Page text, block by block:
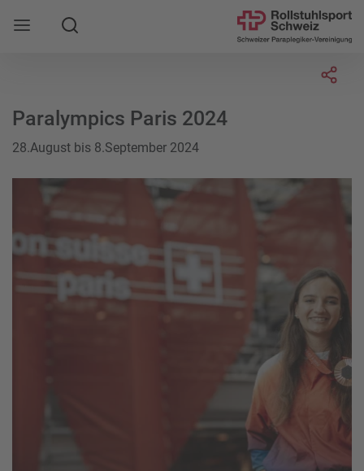
Mobile Navigation öffnen
Suche
Paralympics Paris 2024
28.August bis 8.September 2024